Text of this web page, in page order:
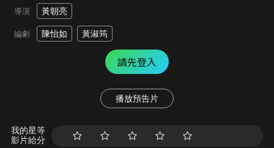
導演 黃朝亮
編劇 陳怡如 黃淑筠
請先登入
播放預告片
我的星等
影片給分